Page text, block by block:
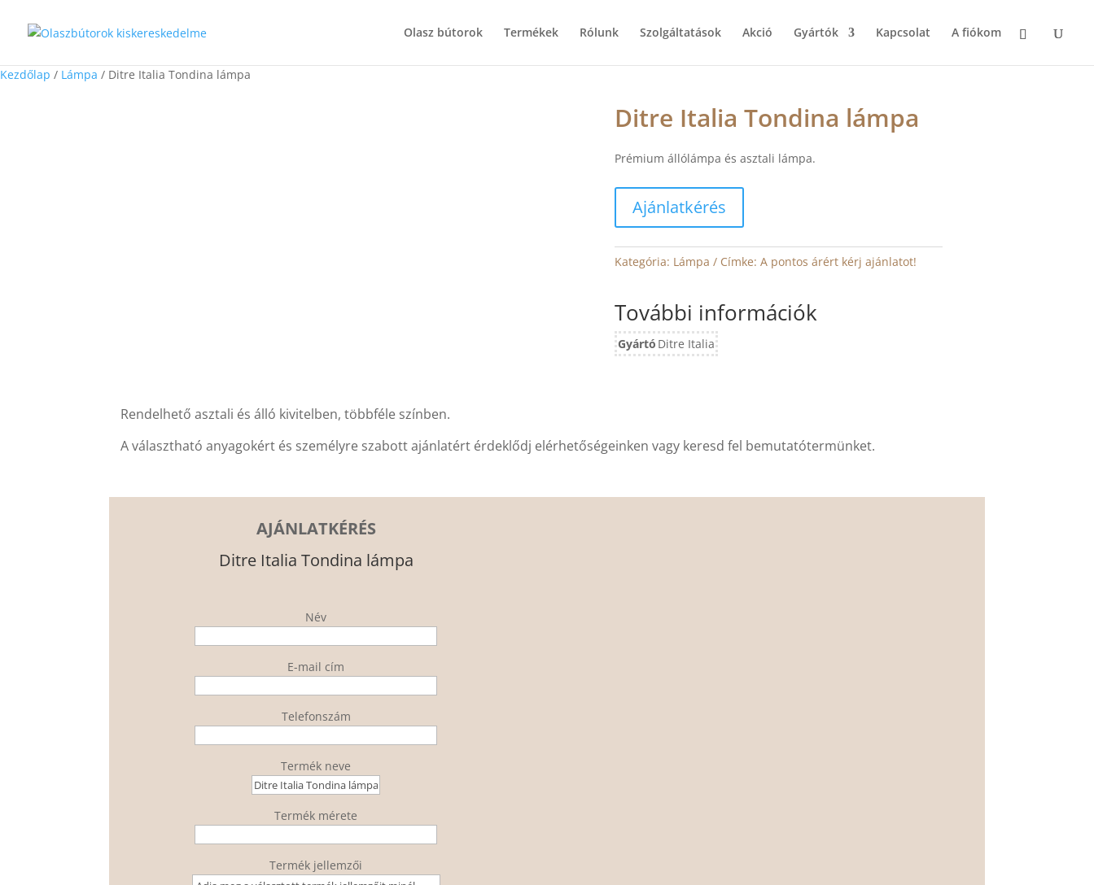
Olasz bútorok Termékek Rólunk Szolgáltatások Akció Gyártók Kapcsolat A fiókom
Kezdőlap / Lámpa / Ditre Italia Tondina lámpa
Ditre Italia Tondina lámpa
Prémium állólámpa és asztali lámpa.
Ajánlatkérés
Kategória: Lámpa Címke:A pontos árért kérj ajánlatot!
További információk
Gyártó Ditre Italia
Rendelhető asztali és álló kivitelben, többféle színben.
A választható anyagokért és személyre szabott ajánlatért érdeklődj elérhetőségeinken vagy keresd fel bemutatótermünket.
AJÁNLATKÉRÉS
Ditre Italia Tondina lámpa
Név
E-mail cím
Telefonszám
Termék neve
Termék mérete
Termék jellemzői